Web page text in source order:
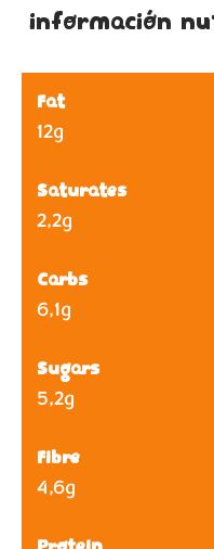
información
Fat
12g
Saturates
2,2g
Carbs
6,1g
Sugars
5,2g
Fibre
4,6g